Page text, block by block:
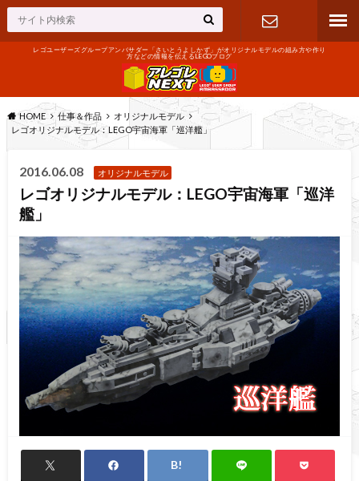
レゴユーザーズグループアンバサダー「さいとうよしかず」がオリジナルモデルの組み方や作り
方などの情報を伝えるLEGOブログ
せ
HOME 仕事＆作品
オリジナルモデル
レゴオリジナルモデル：LEGO宇宙海軍「巡洋艦」
2016.06.08 オリジナルモデル
レゴオリジナルモデル：LEGO宇宙海軍「巡洋
艦」